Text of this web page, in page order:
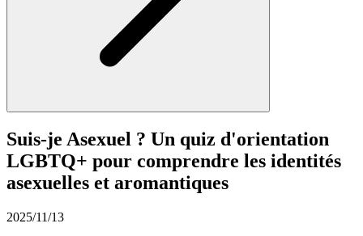
Suis-je Asexuel ? Un quiz d'orientation
LGBTQ+ pour comprendre les identités
asexuelles et aromantiques
2025/11/13